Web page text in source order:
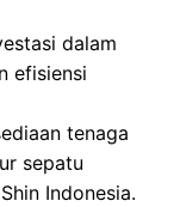
dalam
efisiensi
tenaga
sepatu
Indonesia.